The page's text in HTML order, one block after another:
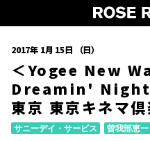
2017年 1月 15日 （日）
＜Yogee New
Dreamin' Night
東京 東京キネマ倶
サニーデイ・サービス 曽我部恵一